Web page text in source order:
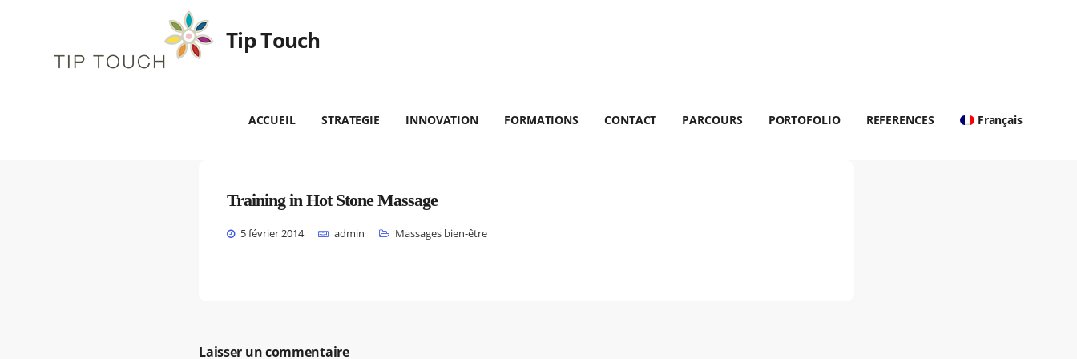
Tip Touch
ACCUEIL STRATEGIE INNOVATION FORMATIONS CONTACT PARCOURS PORTOFOLIO REFERENCES Français
Training in Hot Stone Massage
5 février 2014 admin Massages bien-être
Laisser un commentaire